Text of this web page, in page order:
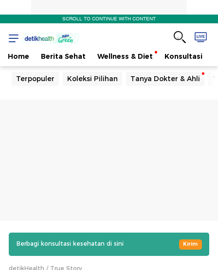
SCROLL TO CONTINUE WITH CONTENT
Home Berita Sehat Wellness & Diet Konsultasi
Terpopuler Koleksi Pilihan Tanya Dokter & Ahli
Berbagi konsultasi kesehatan di sini Kirim
detikHealth True Story